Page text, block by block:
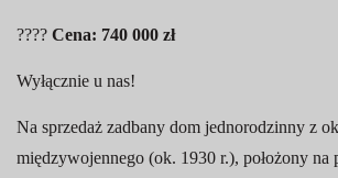
???? Cena: 740 000 zł
Wyłącznie u nas!
Na sprzedaż zadbany dom jednorodzinny z
międzywojennego (ok. 1930 r.), położony na